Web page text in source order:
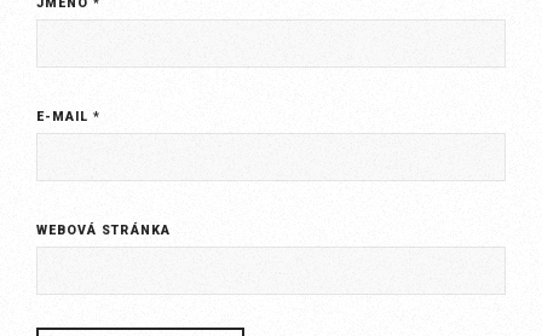
E-MAIL*
WEBOVÁ STRÁNKA